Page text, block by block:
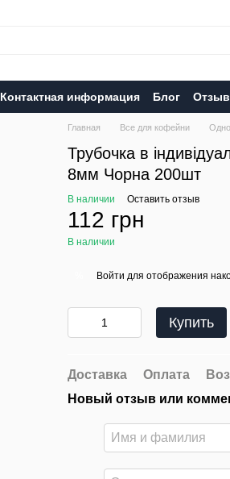
Контактная информация Блог
Главная Все для кофейни
Трубочка в
8мм Чорна 200шт
В наличии Оставить отзыв
112 грн
В наличии
Войти для отображения
Купить
Доставка Оплата
Новый отзыв или